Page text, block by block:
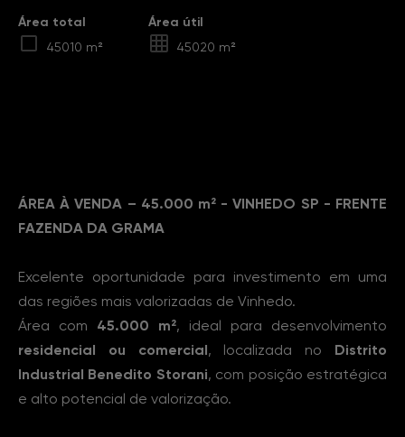
Área total
45010 m²
Área útil
45020 m²
ÁREA À VENDA – 45.000 m² - VINHEDO SP - FRENTE
FAZENDA DA GRAMA
Excelente oportunidade para investimento em uma
das regiões mais valorizadas de Vinhedo.
Área com 45.000 m², ideal para desenvolvimento
residencial ou comercial, localizada no Distrito
Industrial Benedito Storani, com posição estratégica
e alto potencial de valorização.